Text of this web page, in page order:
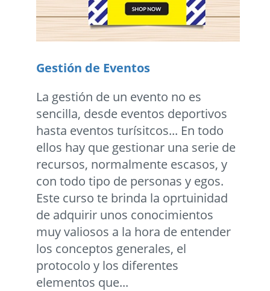
Gestión de Eventos
La gestión de un evento no es
sencilla, desde eventos deportivos
hasta eventos turísitcos... En todo
ellos hay que gestionar una serie de
recursos, normalmente escasos, y
con todo tipo de personas y egos.
Este curso te brinda la oprtuinidad
de adquirir unos conocimientos
muy valiosos a la hora de entender
los conceptos generales, el
protocolo y los diferentes
elementos que...